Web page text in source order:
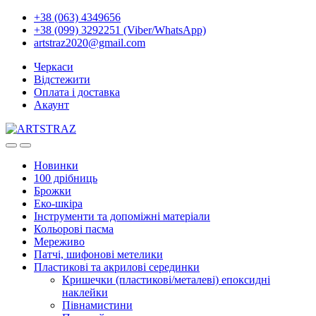
+38 (063) 4349656
+38 (099) 3292251 (Viber/WhatsApp)
artstraz2020@gmail.com
Черкаси
Відстежити
Оплата і доставка
Акаунт
Новинки
100 дрібниць
Брожки
Еко-шкіра
Інструменти та допоміжні матеріали
Кольорові пасма
Мереживо
Патчі, шифонові метелики
Пластикові та акрилові серединки
Кришечки (пластикові/металеві) епоксидні
наклейки
Півнамистини